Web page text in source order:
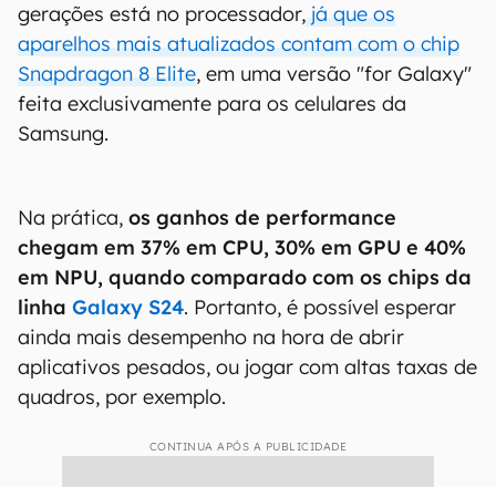
gerações está no processador, já que os
aparelhos mais atualizados contam com o chip
Snapdragon 8 Elite, em uma versão "for Galaxy"
feita exclusivamente para os celulares da
Samsung.
Na prática, os ganhos de performance
chegam em 37% em CPU, 30% em GPU e 40%
em NPU, quando comparado com os chips da
linha Galaxy S24. Portanto, é possível esperar
ainda mais desempenho na hora de abrir
aplicativos pesados, ou jogar com altas taxas de
quadros, por exemplo.
CONTINUA APÓS A PUBLICIDADE